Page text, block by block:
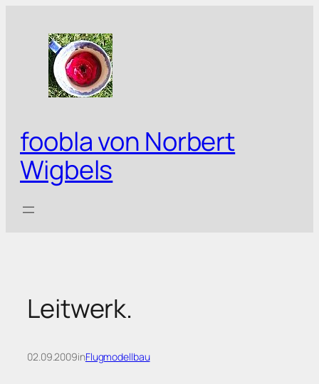
springen
foobla von Norbert
Wigbels
Leitwerk.
02.09.2009inFlugmodellbau